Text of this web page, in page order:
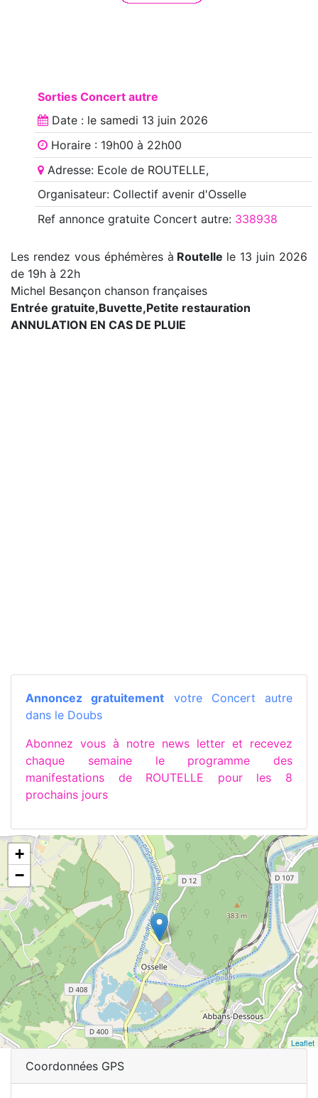
Sorties Concert autre
Date : le samedi 13 juin 2026
Horaire : 19h00 à 22h00
Adresse: Ecole de ROUTELLE,
Organisateur: Collectif avenir d'Osselle
Ref annoncegratuite Concert autre: 338938
Les rendez vous éphémères à Routelle le 13 juin 2026
de 19h à 22h
Michel Besançon chanson françaises
Entrée gratuite,Buvette,Petite restauration
ANNULATION EN CAS DE PLUIE
Annoncez gratuitement votre Concert autre
dans le Doubs
Abonnez vous à notre news letter et recevez
chaque semaine le programme des
manifestations de ROUTELLE pour les 8
prochains jours
+
−
Leaflet
Coordonnées GPS